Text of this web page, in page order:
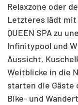
Relaxzone oder
Letzteres lädt
QUEEN SPA zu
Infinitypool und
Aussicht,
Weitblicke in die
starten die Gäste
Bike- und